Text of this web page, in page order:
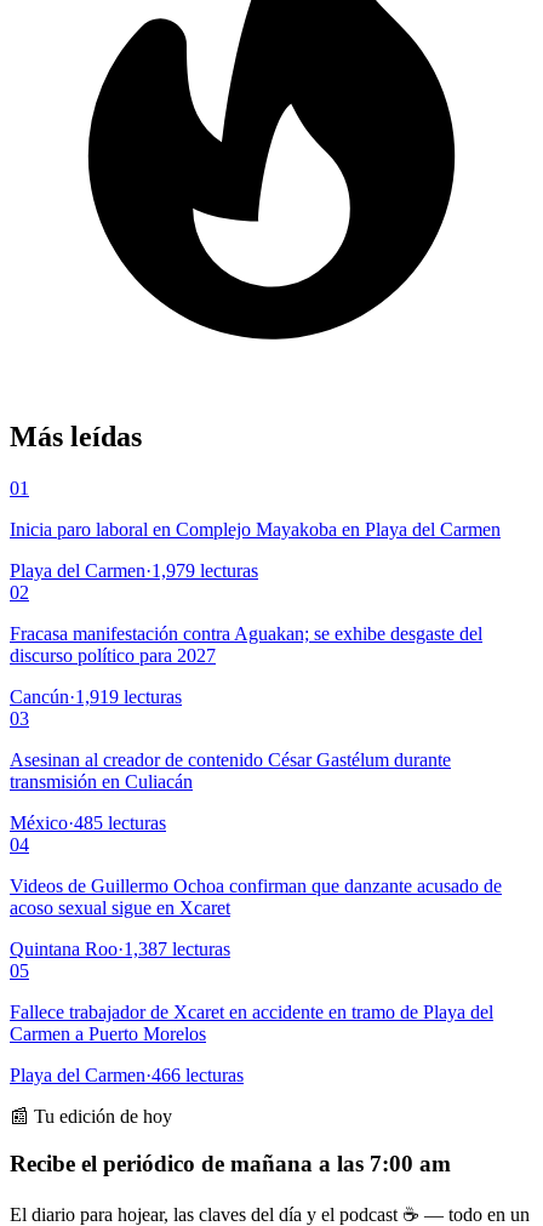
Más leídas
01
Inicia paro laboral en Complejo Mayakoba en Playa del Carmen
Playa del Carmen·1,979 lecturas
02
Fracasa manifestación contra Aguakan; se exhibe desgaste del
discurso político para 2027
Cancún·1,919 lecturas
03
Asesinan al creador de contenido César Gastélum durante
transmisión en Culiacán
México·485 lecturas
04
Videos de Guillermo Ochoa confirman que danzante acusado de
acoso sexual sigue en Xcaret
Quintana Roo·1,387 lecturas
05
Fallece trabajador de Xcaret en accidente en tramo de Playa del
Carmen a Puerto Morelos
Playa del Carmen·466 lecturas
📰 Tu edición de hoy
Recibe el periódico de mañana a las 7:00 am
El diario para hojear, las claves del día y el podcast ☕ — todo en un